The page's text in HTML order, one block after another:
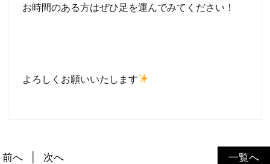
お時間のある方はぜひ足を運んでみてください！
よろしくお願いいたします
一覧へ
前へ 次へ